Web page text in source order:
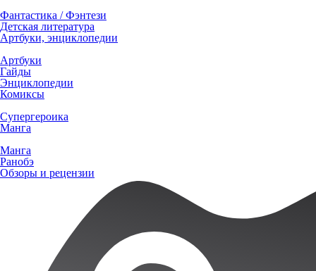
Фантастика / Фэнтези
Детская литература
Артбуки, энциклопедии
Артбуки
Гайды
Энциклопедии
Комиксы
Супергероика
Манга
Манга
Ранобэ
Обзоры и рецензии